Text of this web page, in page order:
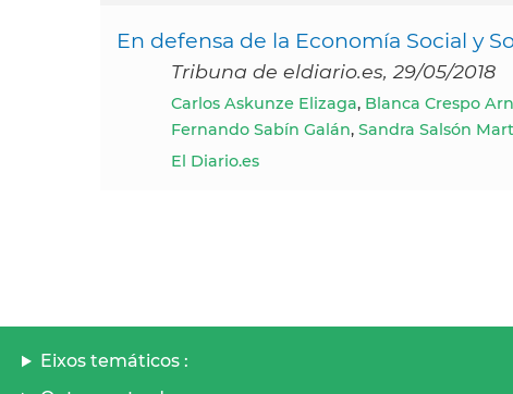
En defensa de la Economía Social y
Tribuna de eldiario.es, 29/05/2018
Carlos Askunze Elizaga, Blanca Crespo
Fernando Sabín Galán, Sandra Salsón
El Diario.es
Eixos temáticos :